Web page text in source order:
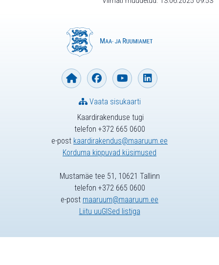
Kaardirakenduse tugi
telefon +372 665 0600
e-post kaardirakendus@maaruum.ee
Korduma kippuvad küsimused
Vaata sisukaarti
Mustamäe tee 51, 10621 Tallinn
telefon +372 665 0600
e-post maaruum@maaruum.ee
Liitu uuGISed listiga